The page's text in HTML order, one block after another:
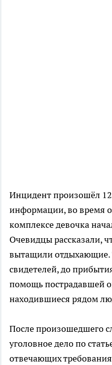
Инцидент произошёл
информации, во время
комплексе девочка
Очевидцы рассказали,
вытащили отдыхающие.
свидетелей, до
помощь пострадавшей
находившиеся рядом
После произошедшего
уголовное дело по
отвечающих